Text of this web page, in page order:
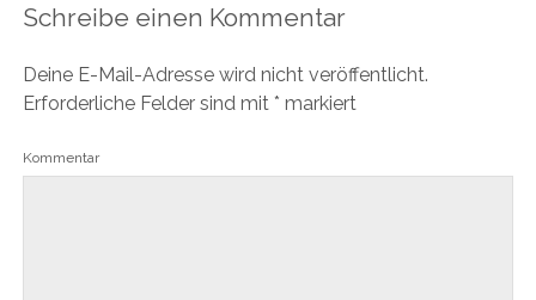
Schreibe einen Kommentar
Deine E-Mail-Adresse wird nicht veröffentlicht.
Erforderliche Felder sind mit * markiert
Kommentar